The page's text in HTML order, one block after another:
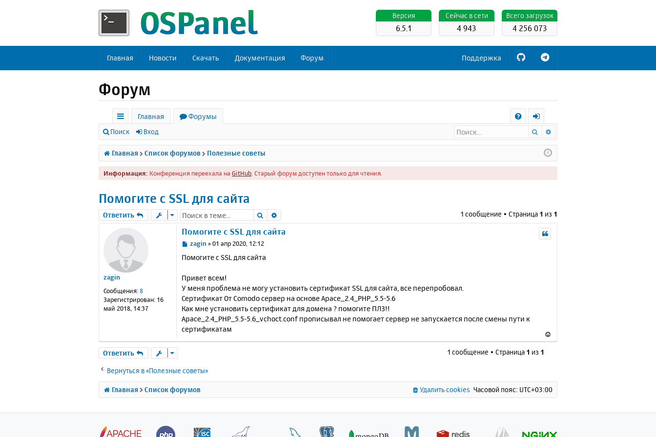
Всего загрузок
4 256 073
Cейчас в сети
4 943
Версия
6.5.1
Главная Новости Скачать Документация Форум Поддержка
Форум
с
ы
л
к
Главная
Форумы
Q
х
о
д
Поиск Вход Поиск
Главная Список форумов Полезные советы
Информация: Конференция переехала на GitHub . Старый форум доступен только для чтения.
Помогите с SSL для сайта
Ответить Поиск 1 сообщение • Страница 1 из 1
zagin
Сообщения:8
Зарегистрирован: 16
май 2018, 14:37
Помогите с SSL для сайта
С
о
щ
е
н
и
е
zagin »01 апр 2020, 12:12
Помогите с SSL для сайта
Привет всем!
У меня проблема не могу установить сертификат SSL для сайта, все перепробовал.
Сертификат От Comodo сервер на основе Apace_2.4_PHP_5.5-5.6
Как мне установить сертификат для домена ? помогите ПЛЗ!!
Apace_2.4_PHP_5.5-5.6_vchoct.conf прописывал не помогает сервер не запускается после смены пути к
сертификатам
е
т
с
а
Ответить 1 сообщение • Страница 1 из 1
Вернуться в «Полезные советы»
Главная Список форумов Часовой пояс: UTC+03:00
Удалить cookies